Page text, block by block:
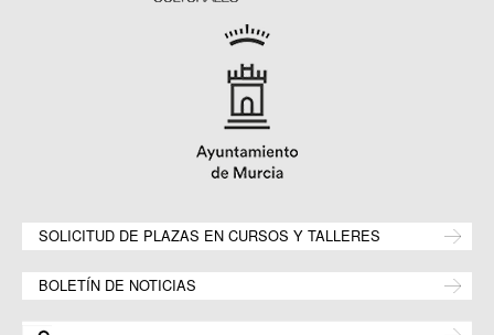
SOLICITUD DE PLAZAS EN CURSOS Y TALLERES
BOLETÍN DE NOTICIAS